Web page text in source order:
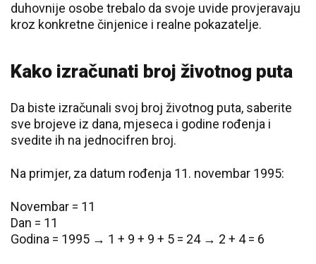
duhovnije osobe trebalo da svoje uvide provjeravaju
kroz konkretne činjenice i realne pokazatelje.
Kako izračunati broj životnog puta
Da biste izračunali svoj broj životnog puta, saberite
sve brojeve iz dana, mjeseca i godine rođenja i
svedite ih na jednocifren broj.
Na primjer, za datum rođenja 11. novembar 1995:
Novembar = 11
Dan = 11
Godina = 1995 → 1 + 9 + 9 + 5 = 24 → 2 + 4 = 6